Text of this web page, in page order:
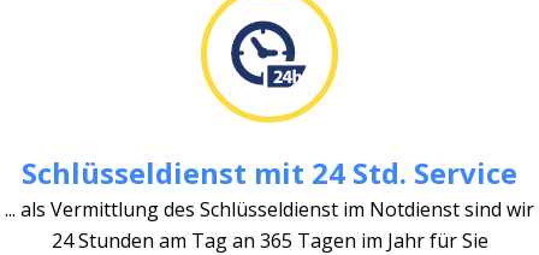
Schlüsseldienst mit 24 Std. Service
... als Vermittlung des Schlüsseldienst im Notdienst sind wir
24 Stunden am Tag an 365 Tagen im Jahr für Sie